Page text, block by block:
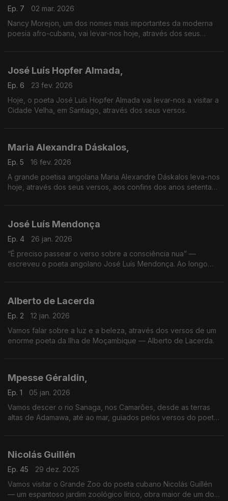
Ep. 7
02 mar. 2026
Nancy Morejon, um dos nomes mais importantes da moderna
poesia afro-cubana, vai levar-nos hoje, através dos seus
José Luís Hopfer Almada,
Ep. 6
23 fev. 2026
Hoje, o poeta José Luís Hopfer Almada vai levar-nos a visitar a
Cidade Velha, em Santiago, através dos seus versos.
Maria Alexandra Dáskalos,
Ep. 5
16 fev. 2026
A grande poetisa angolana Maria Alexandre Dáskalos leva-nos
hoje, através dos seus versos, aos confins dos anos setenta
José Luís Mendonça
Ep. 4
26 jan. 2026
“É preciso passear o verso sobre a consciência nua” —
escreveu o poeta angolano José Luís Mendonça. Ao longo
Alberto de Lacerda
Ep. 2
12 jan. 2026
Vamos falar sobre a luz e a beleza, através dos versos de um
enorme poeta da Ilha de Moçambique — Alberto de Lacerda.
Mpesse Géraldin,
Ep. 1
05 jan. 2026
Vamos descer o rio Sanaga, nos Camarões, desde as terras
altas de Adamawa, até ao mar, guiados pelos versos do poeta
Nicolás Guillén
Ep. 45
29 dez. 2025
Vamos visitar o Grande Zoo do poeta cubano Nicolás Guillén
— um espantoso jardim zoológico lírico, obra maior de um dos